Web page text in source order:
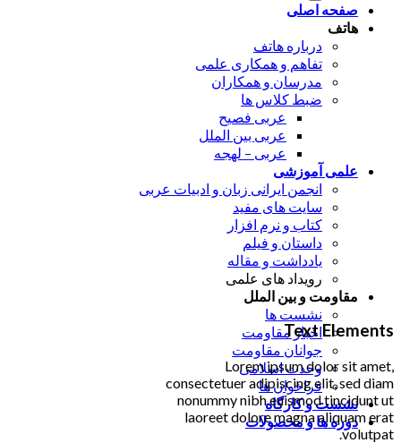
صفحه اصلی
هاتف
درباره هاتف
تفاهم و همکاری علمی
مدرسان و همکاران
ضبط کلاس ها
عربی فصیح
عربی بین الملل
عربی – لهجه
علمی آموزشی
انجمن ایرانی زبان و ادبیات عربی
سایت های مفید
کتاب و نرم افزار
داستان و فیلم
یادداشت و مقاله
رویداد های علمی
مقاومت و بین الملل
نشست ها
اخبار مقاومت
جوانان مقاومت
وحدت اسلامی
فراخوان ها
نشست و کارگاه
دوره ها و محصولات
Text Elements
Lorem ipsum dolor sit amet,
consectetuer adipiscing elit, sed diam
nonummy nibh euismod tincidunt ut
laoreet dolore magna aliquam erat
volutpat.